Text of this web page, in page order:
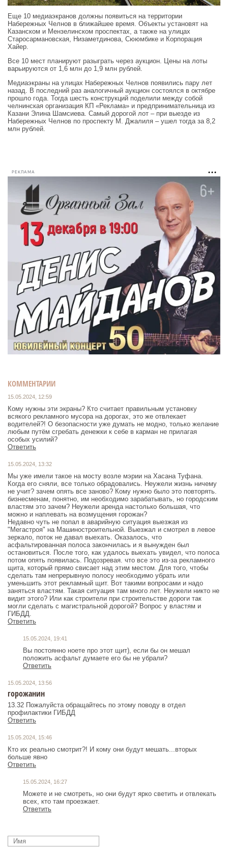
Еще 10 медиаэкранов должны появиться на территории
Набережных Челнов в ближайшее время. Объекты установят на
Казанском и Мензелинском проспектах, а также на улицах
Старосармановская, Низаметдинова, Сююмбике и Корпорация
Хайер.
Все 10 мест планируют разыграть через аукцион. Цены на лоты
варьируются от 1,6 млн до 1,9 млн рублей.
Медиаэкраны на улицах Набережных Челнов появились пару лет
назад. В последний раз аналогичный аукцион состоялся в октябре
прошло года. Тогда шесть конструкций поделили между собой
челнинская организация КП «Реклама» и предпринимательница из
Казани Элина Шамсиева. Самый дорогой лот – при выезде из
Набережных Челнов по проспекту М. Джалиля – ушел тогда за 8,2
млн рублей.
РЕКЛАМА
КОММЕНТАРИИ
15.05.2024, 12:59
Кому нужны эти экраны? Кто считает правильным установку
всякого рекламного мусора на дорогах, это же отвлекает
водителей?! О безопасности уже думать не модно, только желание
любым путём сгребать денежки к себе в карман не прилагая
Ответить
15.05.2024, 13:32
Мы уже имели такое на мосту возле мэрии на Хасана Туфана.
Когда его сняли, все только обрадовались. Неужели жизнь ничему
не учит? зачем опять все заново? Кому нужно было это повторять.
бизнесменам, понятно, им необходимо зарабатывать, но городским
властям это зачем? Неужели аренда настолько большая, что
можно и наплевать на возмущения горожан?
Недавно чуть не попал в аварийную ситуация выезжая из
"Мегастроя" на Машиностроительной. Выезжал и смотрел в левое
зеркало, поток не давал выехать. Оказалось, что
асфальтированная полоса закончилась и я вынужден был
остановиться. После того, как удалось выехать увидел, что полоса
потом опять появилась. Подозревая. что все это из-за рекламного
щита, который прямо свисает над этим местом. Для того, чтобы
сделать там непрерывную полосу необходимо убрать или
уменьшить этот рекламный щит. Вот такими вопросами и надо
заняться властям. Такая ситуация там много лет. Неужели никто не
видит этого? Или как строители при строительстве дороги так
могли сделать с магистральной дорогой? Вопрос у властям и
ГИБДД.
Ответить
15.05.2024, 19:41
Вы постоянно ноете про этот щит), если бы он мешал
положить асфальт думаете его бы не убрали?
Ответить
15.05.2024, 13:56
горожанин
13.32 Пожалуйста обращайтесь по этому поводу в отдел
профилактики ГИБДД
Ответить
15.05.2024, 15:46
Кто их реально смотрит?! И кому они будут мешать...вторых
больше явно
Ответить
15.05.2024, 16:27
Можете и не смотреть, но они будут ярко светить и отвлекать
всех, кто там проезжает.
Ответить